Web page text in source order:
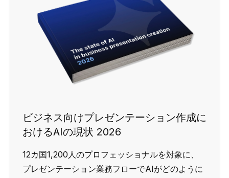
ビジネス向けプレゼンテーション作成に
おけるAIの現状 2026
12カ国1,200人のプロフェッショナルを対象に、
プレゼンテーション業務フローでAIがどのように